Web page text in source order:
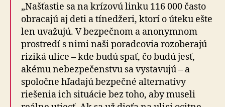
„Našťastie sa na krízovú linku 116 000 často
obracajú aj deti a tínedžeri, ktorí o úteku ešte
len uvažujú. V bez­peč­nom a anonymnom
prostredí s nimi naši po­rad­co­via rozoberajú
riziká ulice – kde budú spať, čo budú jesť,
akému nebezpečenstvu sa vystavujú – a
spoločne hľadajú bezpečné alternatívy
riešenia ich situácie bez toho, aby museli